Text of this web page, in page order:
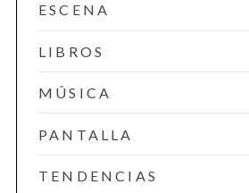
ESCENA
LIBROS
MÚSICA
PANTALLA
TENDENCIAS